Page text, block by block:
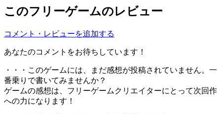
このフリーゲームのレビュー
コメント・レビューを追加する
あなたのコメントをお待ちしています！
・・・このゲームには、まだ感想が投稿されていません。一
番乗りで書いてみませんか？
ゲームの感想は、フリーゲームクリエイターにとって次回作
への力になります！